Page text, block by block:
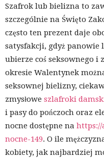
Szafrok lub bielizna to
szczególnie na Święto
często ten prezent daje
satysfakcji, gdyż panowie
ubierze coś seksownego i
okresie Walentynek
seksownej bielizny,
zmysłowe szlafroki
i pasy do pończoch oraz
nocne dostępne na
nocne-149. O ile
kobiety, jak najbardziej